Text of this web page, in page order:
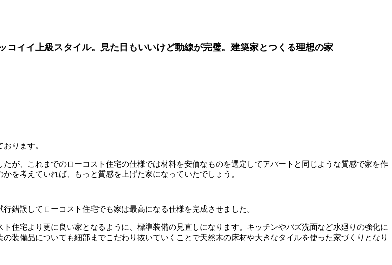
コイイ上級スタイル。見た目もいいけど動線が完璧。建築家とつくる理想の家
ります。
が、これまでのローコスト住宅の仕様では材料を安価なものを選定してアパートと同じような質感で家を作
を考えていれば、もっと質感を上げた家になっていたでしょう。
錯誤してローコスト住宅でも家は最高になる仕様を完成させました。
住宅より更に良い家となるように、標準装備の見直しになります。キッチンやバズ洗面など水廻りの強化に
装備品についても細部までこだわり抜いていくことで天然木の床材や大きなタイルを使った家づくりとなり